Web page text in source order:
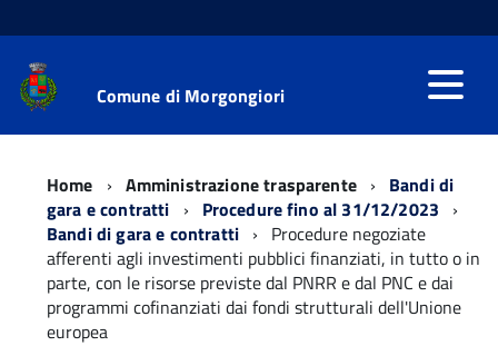
Comune di Morgongiori
Home Amministrazione trasparente
Bandi di
gara e contratti
Procedure fino al 31/12/2023
Bandi di gara e contratti
Procedure negoziate
afferenti agli investimenti pubblici finanziati, in tutto o in
parte, con le risorse previste dal PNRR e dal PNC e dai
programmi cofinanziati dai fondi strutturali dell'Unione
europea